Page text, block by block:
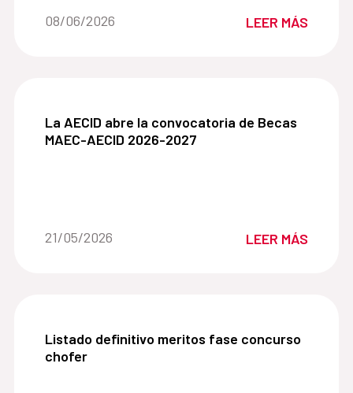
Fecha de la noticia::
08/06/2026 LEER MÁS
La AECID abre la convocatoria de Becas MAEC-
La AECID abre la convocatoria de Becas
MAEC-AECID 2026-2027
Fecha de la noticia::
21/05/2026 LEER MÁS
Listado definitivo meritos fase concurso chofer:
Listado definitivo meritos fase concurso
chofer